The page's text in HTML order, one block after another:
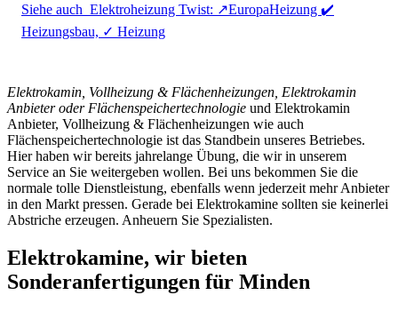
Siehe auch Elektroheizung Twist: ↗️EuropaHeizung ✔️
Heizungsbau, ✓ Heizung
Elektrokamin, Vollheizung & Flächenheizungen, Elektrokamin
Anbieter oder Flächenspeichertechnologie und Elektrokamin
Anbieter, Vollheizung & Flächenheizungen wie auch
Flächenspeichertechnologie ist das Standbein unseres Betriebes.
Hier haben wir bereits jahrelange Übung, die wir in unserem
Service an Sie weitergeben wollen. Bei uns bekommen Sie die
normale tolle Dienstleistung, ebenfalls wenn jederzeit mehr Anbieter
in den Markt pressen. Gerade bei Elektrokamine sollten sie keinerlei
Abstriche erzeugen. Anheuern Sie Spezialisten.
Elektrokamine, wir bieten
Sonderanfertigungen für Minden